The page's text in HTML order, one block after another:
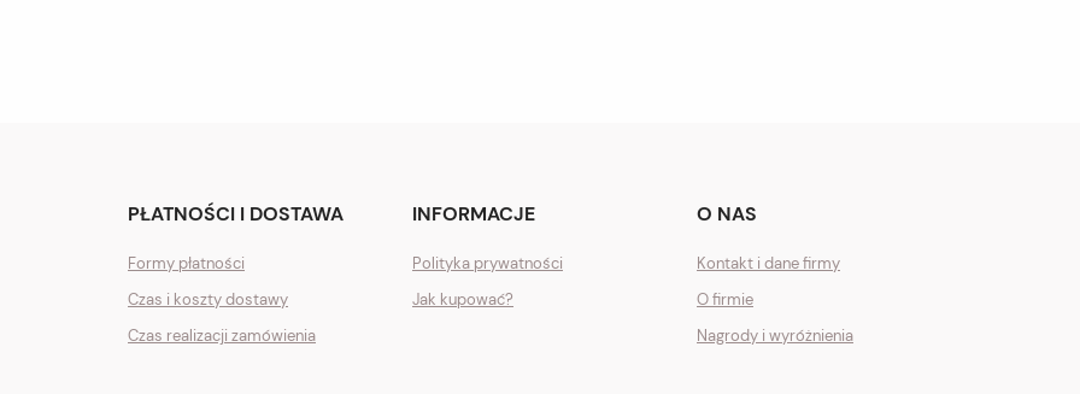
PŁATNOŚCI I DOSTAWA
Formy płatności
Czas i koszty dostawy
Czas realizacji zamówienia
INFORMACJE
Polityka prywatności
Jak kupować?
O NAS
Kontakt i dane firmy
O firmie
Nagrody i wyróżnienia